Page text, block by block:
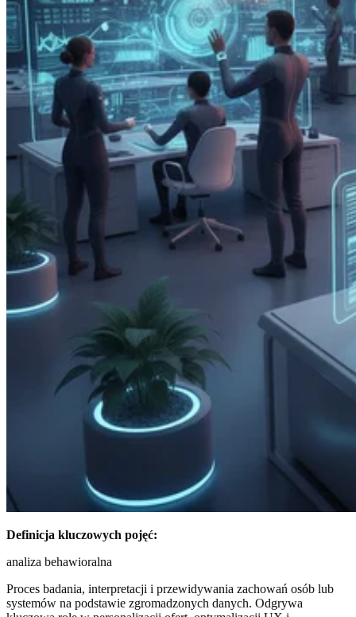
Definicja kluczowych pojęć:
analiza behawioralna
Proces badania, interpretacji i przewidywania zachowań osób lub
systemów na podstawie zgromadzonych danych. Odgrywa